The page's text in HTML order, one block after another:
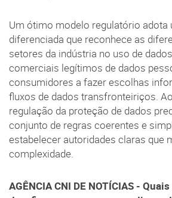
Um ótimo modelo regulatório adota
diferenciada que reconhece as
setores da indústria no uso de
comerciais legítimos de dados
consumidores a fazer escolhas
fluxos de dados transfronteiriços.
regulação da proteção de dados
conjunto de regras coerentes e
estabelecer autoridades claras que
complexidade.
AGÊNCIA CNI DE NOTÍCIAS -